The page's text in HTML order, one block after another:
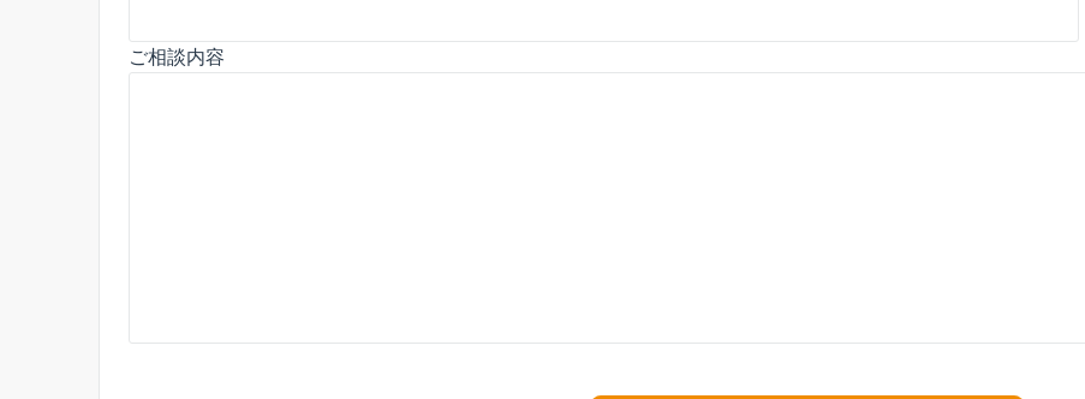
ご相談内容